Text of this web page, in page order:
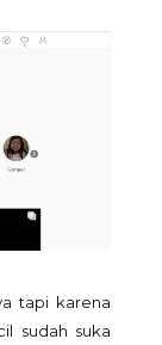
tapi karena
sudah suka